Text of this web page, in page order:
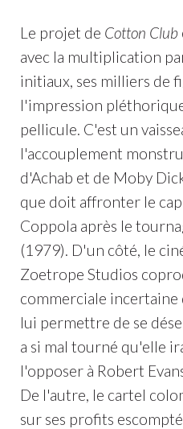
Le projet de Cotton Club
avec la multiplication
initiaux, ses milliers de
l'impression
pellicule. C'est un
l'accouplement
d'Achab et de Moby
que doit affronter le
Coppola après le
(1979). D'un côté, le
Zoetrope Studios
commerciale
lui permettre de se
a si mal tourné qu'elle
l'opposer à Robert
De l'autre, le cartel
sur ses profits